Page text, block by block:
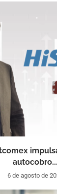
autocobro...
6 de agosto de